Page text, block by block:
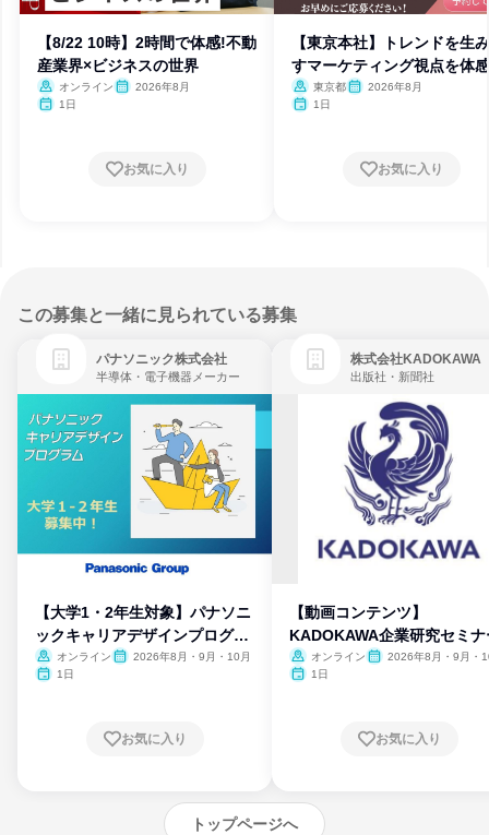
【8/22 10時】2時間で体感!不動
産業界×ビジネスの世界
オンライン
2026年8月
1日
お気に入り
【東京本社】トレンドを生
すマーケティング視点を体感
東京都
2026年8月
1日
お気に入り
この募集と一緒に見られている募集
パナソニック株式会社
半導体・電子機器メーカー
【大学1・2年生対象】パナソニ
ックキャリアデザインプログラ
ム
オンライン
2026年8月・9月・10月
1日
お気に入り
株式会社KADOKAWA
出版社・新聞社
【動画コンテンツ】
KADOKAWA企業研究セミナ
オンライン
2026年8月・9月・
1日
お気に入り
トップページへ